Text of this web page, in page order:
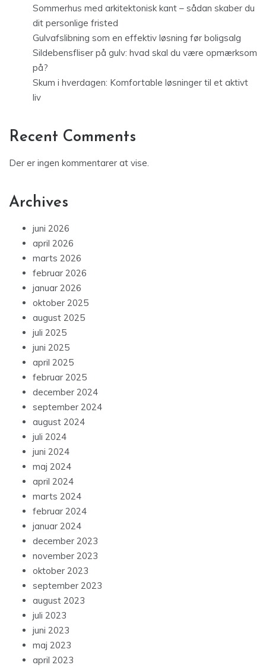
Sommerhus med arkitektonisk kant – sådan skaber du
dit personlige fristed
Gulvafslibning som en effektiv løsning før boligsalg
Sildebensfliser på gulv: hvad skal du være opmærksom
på?
Skum i hverdagen: Komfortable løsninger til et aktivt
liv
Recent Comments
Der er ingen kommentarer at vise.
Archives
juni 2026
april 2026
marts 2026
februar 2026
januar 2026
oktober 2025
august 2025
juli 2025
juni 2025
april 2025
februar 2025
december 2024
september 2024
august 2024
juli 2024
juni 2024
maj 2024
april 2024
marts 2024
februar 2024
januar 2024
december 2023
november 2023
oktober 2023
september 2023
august 2023
juli 2023
juni 2023
maj 2023
april 2023